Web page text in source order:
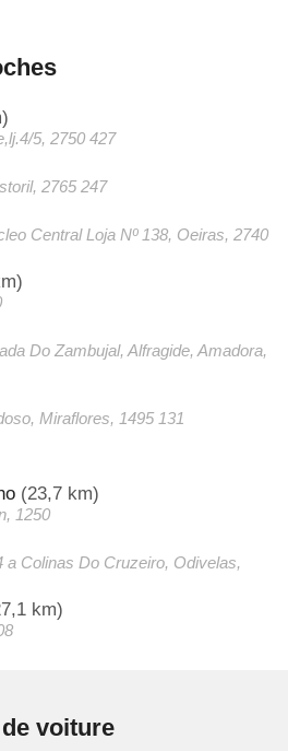
5, 2750 427
2765 247
Central Loja Nº 138, Oeiras, 2740
Do Zambujal, Alfragide, Amadora,
Miraflores, 1495 131
(23,7 km)
1250
a Colinas Do Cruzeiro, Odivelas,
km)
voiture